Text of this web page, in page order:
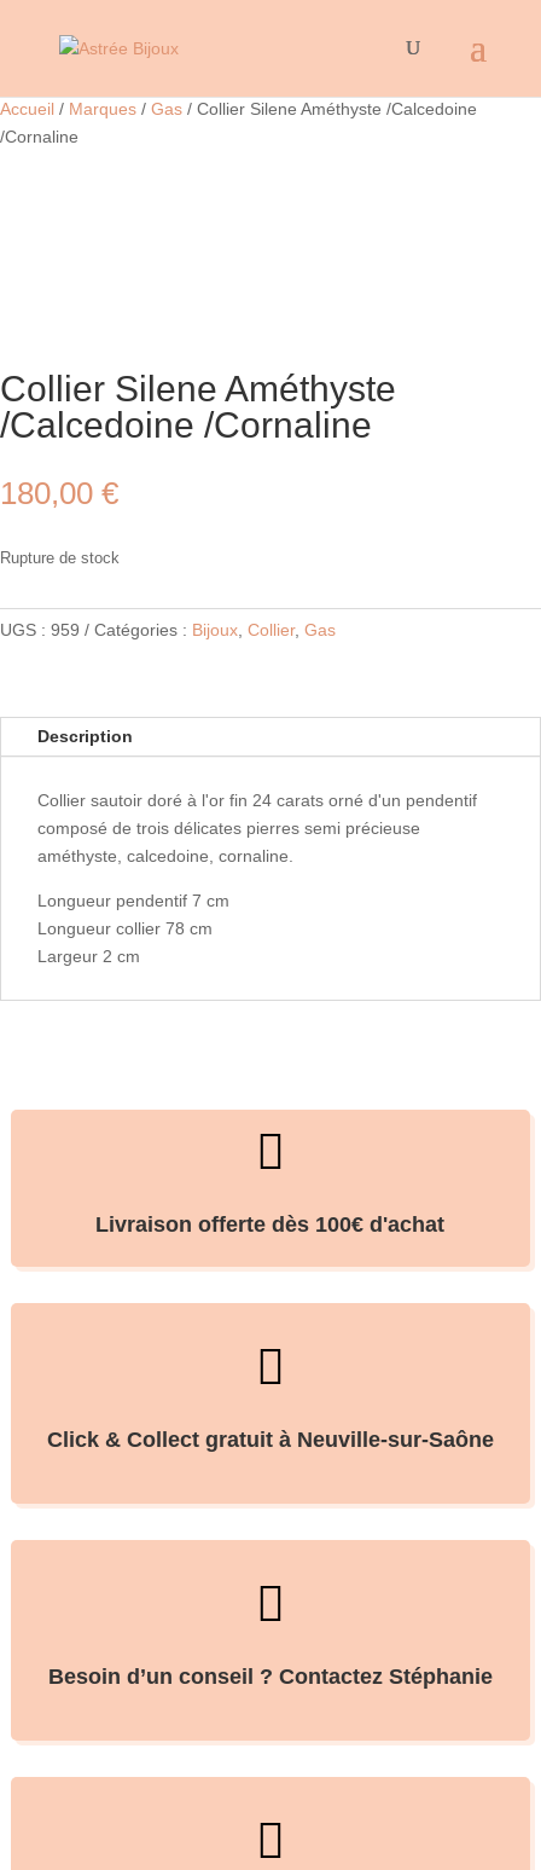
Accueil / Marques / Gas / Collier Silene Améthyste /Calcedoine
/Cornaline
Collier Silene Améthyste
/Calcedoine /Cornaline
180,00 €
Rupture de stock
UGS : 959 Catégories : Bijoux Collier, Gas
Description
Collier sautoir doré à l'or fin 24 carats orné d'un pendentif
composé de trois délicates pierres semi précieuse
améthyste, calcedoine, cornaline.
Longueur pendentif 7 cm
Longueur collier 78 cm
Largeur 2 cm

Livraison offerte dès 100€ d'achat

Click & Collect gratuit à Neuville-sur-Saône

Besoin d’un conseil ? Contactez Stéphanie
